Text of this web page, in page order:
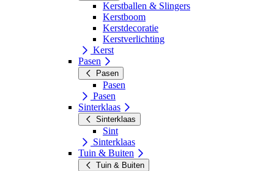
Kerstballen & Slingers
Kerstboom
Kerstdecoratie
Kerstverlichting
Kerst
Pasen
Pasen
Pasen
Pasen
Sinterklaas
Sinterklaas
Sint
Sinterklaas
Tuin & Buiten
Tuin & Buiten